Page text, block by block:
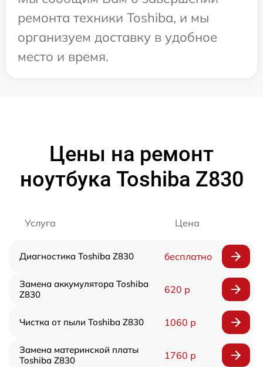
ремонта техники Toshiba, и мы
организуем доставку в удобное
место и время.
Цены на ремонт
ноутбука Toshiba Z830
Услуга Цена
Диагностика Toshiba Z830 бесплатно
Замена аккумулятора Toshiba
Z830
620 р
Чистка от пыли Toshiba Z830 1060 р
Замена материнской платы
Toshiba Z830
1760 р